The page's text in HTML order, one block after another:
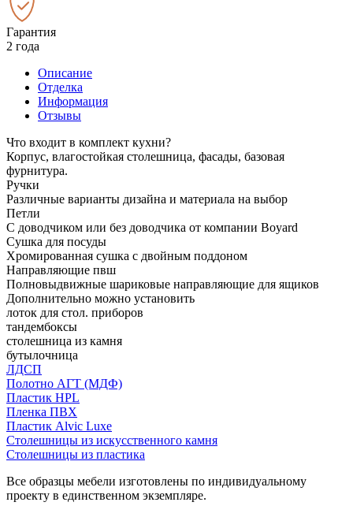
Гарантия
2 года
Описание
Отделка
Информация
Отзывы
Что входит в комплект кухни?
Корпус, влагостойкая столешница, фасады, базовая
фурнитура.
Ручки
Различные варианты дизайна и материала на выбор
Петли
С доводчиком или без доводчика от компании Boyard
Сушка для посуды
Хромированная сушка с двойным поддоном
Направляющие пвш
Полновыдвижные шариковые направляющие для ящиков
Дополнительно можно установить
лоток для стол. приборов
тандембоксы
столешница из камня
бутылочница
ЛДСП
Полотно АГТ (МДФ)
Пластик HPL
Пленка ПВХ
Пластик Alvic Luxe
Столешницы из искусственного камня
Столешницы из пластика
Все образцы мебели изготовлены по индивидуальному
проекту в единственном экземпляре.